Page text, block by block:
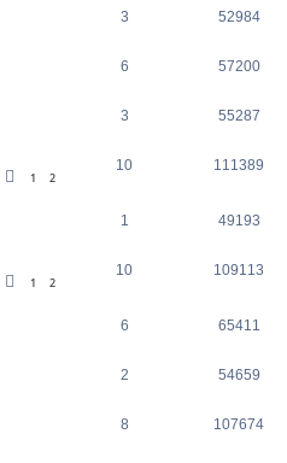
3 52984
6 57200
3 55287
1 2
10 111389
1 49193
1 2
10 109113
6 65411
2 54659
8 107674